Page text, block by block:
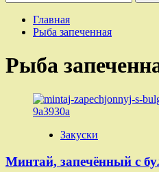
Главная
Рыба запеченная
Рыба
Закуски
Минтай, запечённый с